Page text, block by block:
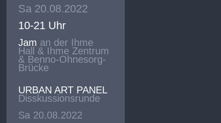
Sa 20.08.2022
10-21 Uhr
Jam an der Ihme
Hall & Ihme Zentrum
& Benno-Ohnesorg-
Brücke
URBAN ART PANEL
Disskussionsrunde
Sa 20.08.2022